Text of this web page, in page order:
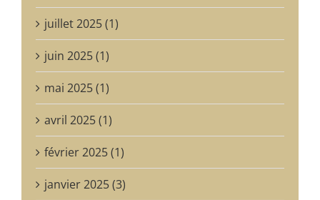
juillet 2025 (1)
juin 2025 (1)
mai 2025 (1)
avril 2025 (1)
février 2025 (1)
janvier 2025 (3)